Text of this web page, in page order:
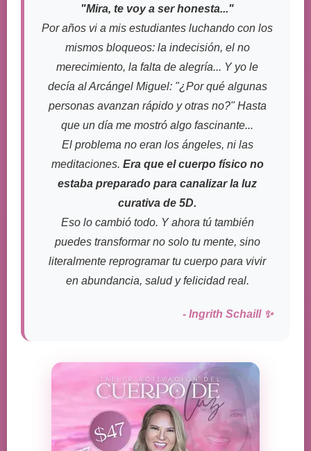
"Mira, te voy a ser honesta..."
Por años vi a mis estudiantes luchando con los
mismos bloqueos: la indecisión, el no
merecimiento, la falta de alegría... Y yo le
decía al Arcángel Miguel: "¿Por qué algunas
personas avanzan rápido y otras no?" Hasta
que un día me mostró algo fascinante...
El problema no eran los ángeles, ni las
meditaciones. Era que el cuerpo físico no
estaba preparado para canalizar la luz
curativa de 5D.
Eso lo cambió todo. Y ahora tú también
puedes transformar no solo tu mente, sino
literalmente reprogramar tu cuerpo para vivir
en abundancia, salud y felicidad real.
- Ingrith Schaill ✨